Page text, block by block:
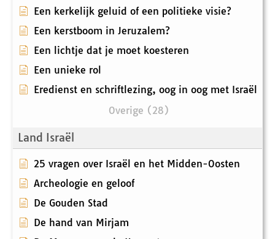
Een kerkelijk geluid of een politieke visie?
Een kerstboom in Jeruzalem?
Een lichtje dat je moet koesteren
Een unieke rol
Eredienst en schriftlezing, oog in oog met Israël
Overige (28)
Land Israël
25 vragen over Israël en het Midden-Oosten
Archeologie en geloof
De Gouden Stad
De hand van Mirjam